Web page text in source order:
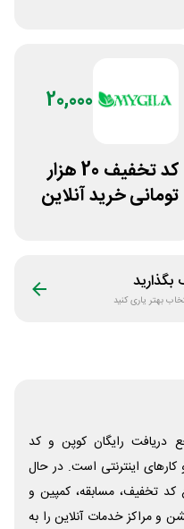
20,000
کد تخفیف 20 هزار
تومانی خرید آنلاین
بگذارید
بهتر یاری کنید
دریافت رایگان کوپن و کد
اینترنتی است. در حال
کد تخفیف، مسابقه، کمپین و
و مراکز خدمات آنلاین را به